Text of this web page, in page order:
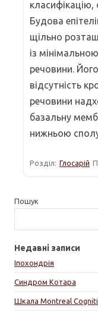
класифікацію,
Будова
щільно
із
речовини.
відсутність
речовини
базальну
нижньою
Розділ: Глосарій
Пошук
Недавні записи
Іпохондрія
Синдром Котара
Шкала Montreal